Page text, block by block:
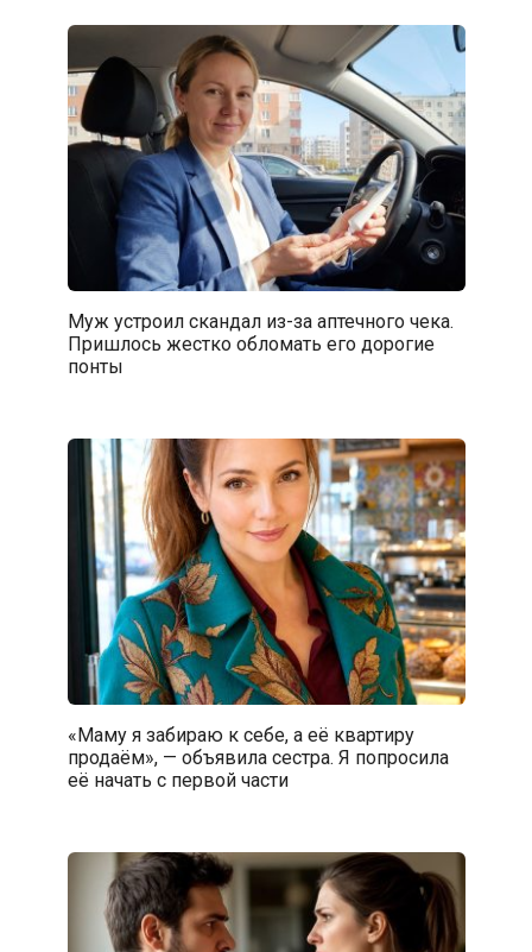
Муж устроил скандал из-за аптечного чека.
Пришлось жестко обломать его дорогие
понты
«Маму я забираю к себе, а её квартиру
продаём», — объявила сестра. Я попросила
её начать с первой части